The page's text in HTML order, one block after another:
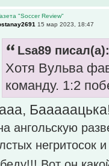
"Soccer Review"
15 мар 2023, 18:47
Lsa89 писал(а):
Хотя Вульва
команду. 1:2
ангольскую
негритосок